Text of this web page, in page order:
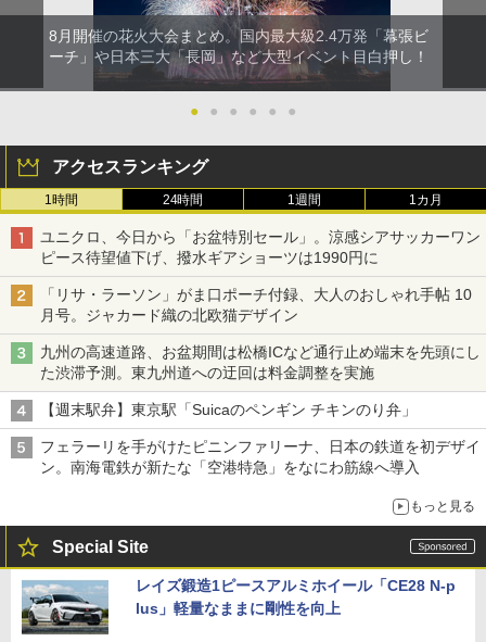
8月開催の花火大会まとめ。国内最大級2.4万発「幕張ビ
ーチ」や日本三大「長岡」など大型イベント目白押し！
● ● ● ● ● ●
アクセスランキング
1時間 24時間 1週間 1カ月
ユニクロ、今日から「お盆特別セール」。涼感シアサッカーワン
ピース待望値下げ、撥水ギアショーツは1990円に
「リサ・ラーソン」がま口ポーチ付録、大人のおしゃれ手帖 10
月号。ジャカード織の北欧猫デザイン
九州の高速道路、お盆期間は松橋ICなど通行止め端末を先頭にし
た渋滞予測。東九州道への迂回は料金調整を実施
【週末駅弁】東京駅「Suicaのペンギン チキンのり弁」
フェラーリを手がけたピニンファリーナ、日本の鉄道を初デザイ
ン。南海電鉄が新たな「空港特急」をなにわ筋線へ導入
もっと見る
Special Site
レイズ鍛造1ピースアルミホイール「CE28 N-p
lus」軽量なままに剛性を向上